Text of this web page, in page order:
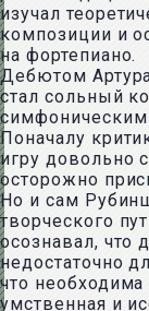
изучал
композиции и
на фортепиано.
Дебютом
стал сольный
симфоническим
Поначалу
игру довольно
осторожно
Но и сам
творческого
осознавал, что
недостаточно
что
умственная и